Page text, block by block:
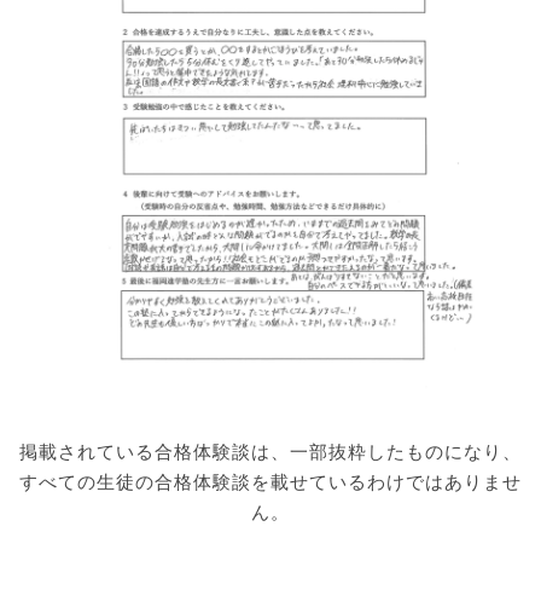
掲載されている合格体験談は、一部抜粋したものになり、
すべての生徒の合格体験談を載せているわけではありませ
ん。